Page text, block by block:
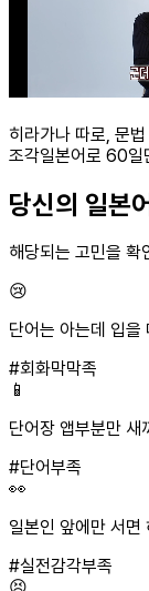
히라가나 따로, 문
조각일본어로 60일
당신의 일본
해당되는 고민을 확
😢
단어는 아는데 입을
#회화막막족
📱
단어장 앱부분만 새
#단어부족
👀
일본인 앞에만 서면
#실전감각부족